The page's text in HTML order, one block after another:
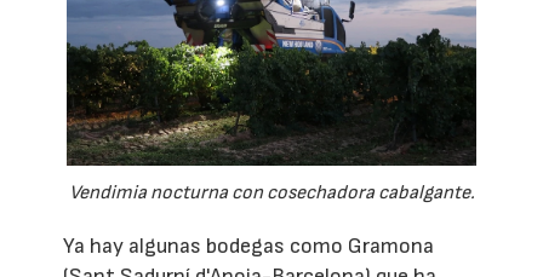
Vendimia nocturna con cosechadora cabalgante.
Ya hay algunas bodegas como Gramona